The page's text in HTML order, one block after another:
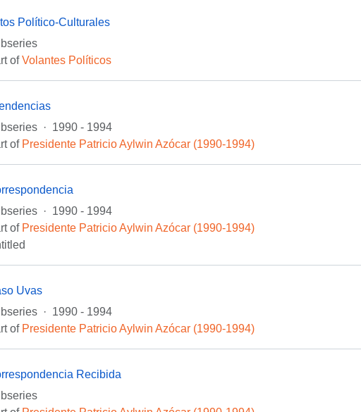
Político-Culturales
ofVolantes Políticos
· 1990 - 1994
of Presidente Patricio Aylwin Azócar (1990-1994)
· 1990 - 1994
of Presidente Patricio Aylwin Azócar (1990-1994)
Uvas
· 1990 - 1994
of Presidente Patricio Aylwin Azócar (1990-1994)
Recibida